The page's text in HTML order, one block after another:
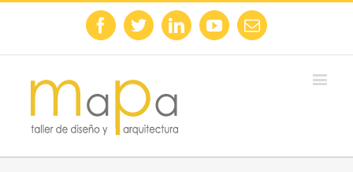
FacebookTwitterLinkedinYoutubeEmail